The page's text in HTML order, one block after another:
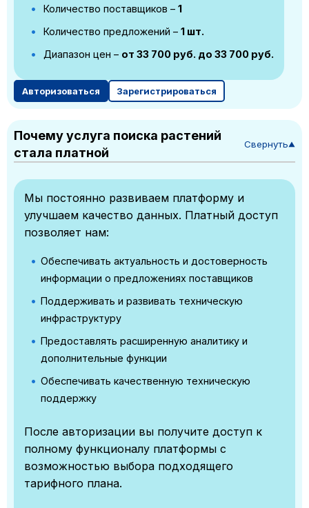
Количество поставщиков – 1
Количество предложений – 1 шт.
Диапазон цен – от 33 700 руб. до 33 700 руб.
Авторизоваться Зарегистрироваться
Почему услуга поиска растений
стала платной
Свернуть▼
Мы постоянно развиваем платформу и
улучшаем качество данных. Платный доступ
позволяет нам:
Обеспечивать актуальность и достоверность
информации о предложениях поставщиков
Поддерживать и развивать техническую
инфраструктуру
Предоставлять расширенную аналитику и
дополнительные функции
Обеспечивать качественную техническую
поддержку
После авторизации вы получите доступ к
полному функционалу платформы с
возможностью выбора подходящего
тарифного плана.